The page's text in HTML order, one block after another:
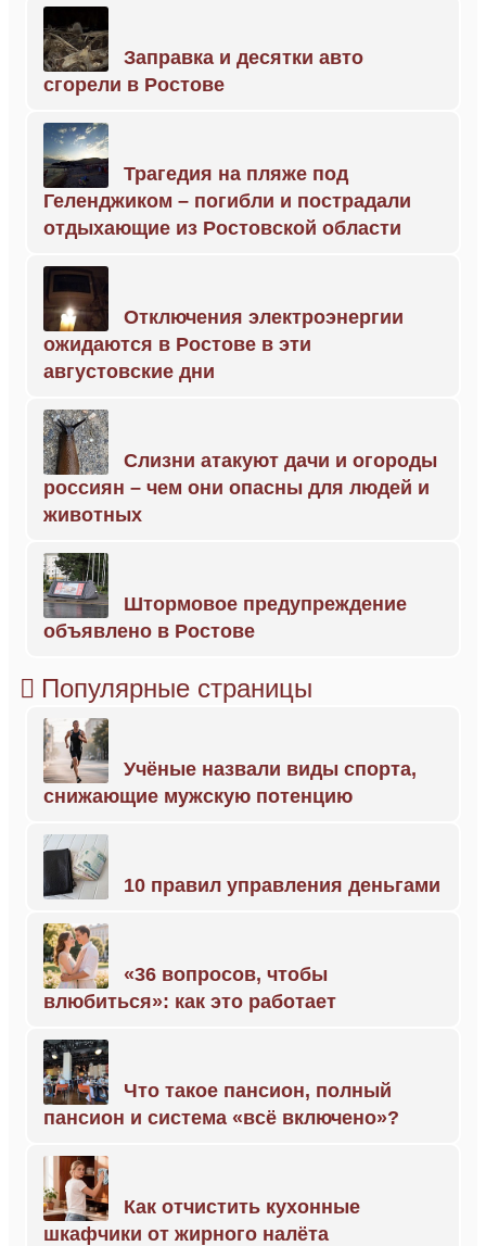
Заправка и десятки авто
сгорели в Ростове
Трагедия на пляже под
Геленджиком – погибли и пострадали
отдыхающие из Ростовской области
Отключения электроэнергии
ожидаются в Ростове в эти
августовские дни
Слизни атакуют дачи и огороды
россиян – чем они опасны для людей и
животных
Штормовое предупреждение
объявлено в Ростове
Популярные страницы
Учёные назвали виды спорта,
снижающие мужскую потенцию
10 правил управления деньгами
«36 вопросов, чтобы
влюбиться»: как это работает
Что такое пансион, полный
пансион и система «всё включено»?
Как отчистить кухонные
шкафчики от жирного налёта